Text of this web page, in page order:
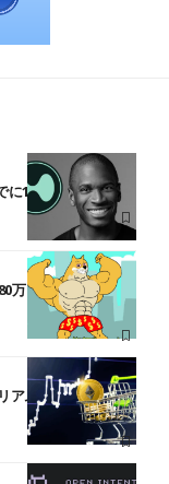
に150ドル予測
ドル集めた理由と
アムの10%保有を目